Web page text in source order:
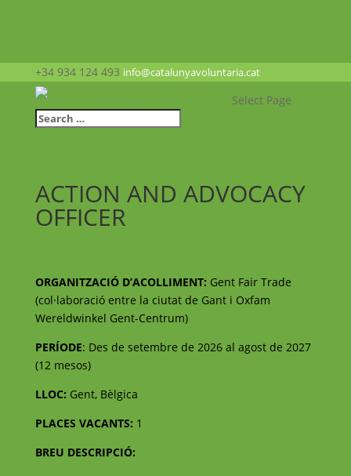
+34 934 124 493 info@catalunyavoluntaria.cat
Select Page
ACTION AND ADVOCACY
OFFICER
ORGANITZACIÓ D’ACOLLIMENT: Gent Fair Trade
(col·laboració entre la ciutat de Gant i Oxfam
Wereldwinkel Gent-Centrum)
PERÍODE: Des de setembre de 2026 al agost de 2027
(12 mesos)
LLOC: Gent, Bèlgica
PLACES VACANTS: 1
BREU DESCRIPCIÓ: